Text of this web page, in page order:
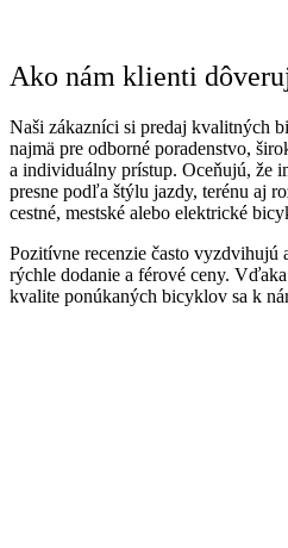
Ako nám klienti
Naši zákazníci si predaj kvalitných
najmä pre odborné poradenstvo,
a individuálny prístup. Oceňujú, že
presne podľa štýlu jazdy, terénu aj
cestné, mestské alebo elektrické
Pozitívne recenzie často vyzdvihujú
rýchle dodanie a férové ceny.
kvalite ponúkaných bicyklov sa k